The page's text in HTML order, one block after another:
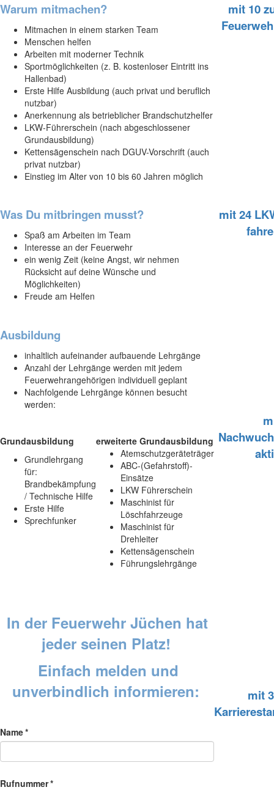
Warum mitmachen?
Mitmachen in einem starken Team
Menschen helfen
Arbeiten mit moderner Technik
Sportmöglichkeiten (z. B. kostenloser Eintritt ins
Hallenbad)
Erste Hilfe Ausbildung (auch privat und beruflich
nutzbar)
Anerkennung als betrieblicher Brandschutzhelfer
LKW-Führerschein (nach abgeschlossener
Grundausbildung)
Kettensägenschein nach DGUV-Vorschrift (auch
privat nutzbar)
Einstieg im Alter von 10 bis 60 Jahren möglich
Was Du mitbringen musst?
Spaß am Arbeiten im Team
Interesse an der Feuerwehr
ein wenig Zeit (keine Angst, wir nehmen
Rücksicht auf deine Wünsche und
Möglichkeiten)
Freude am Helfen
Ausbildung
inhaltlich aufeinander aufbauende Lehrgänge
Anzahl der Lehrgänge werden mit jedem
Feuerwehrangehörigen individuell geplant
Nachfolgende Lehrgänge können besucht
werden:
Grundausbildung
Grundlehrgang
für:
Brandbekämpfung
/ Technische Hilfe
Erste Hilfe
Sprechfunker
erweiterte Grundausbildung
Atemschutzgeräteträger
ABC-(Gefahrstoff)-
Einsätze
LKW Führerschein
Maschinist für
Löschfahrzeuge
Maschinist für
Drehleiter
Kettensägenschein
Führungslehrgänge
In der Feuerwehr Jüchen hat
jeder seinen Platz!
Einfach melden und
unverbindlich informieren:
Name*
Rufnummer*
mit 10
mit 24
mit